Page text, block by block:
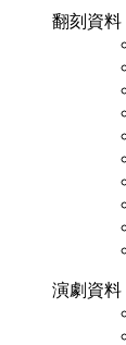
翻刻資料
演劇資料